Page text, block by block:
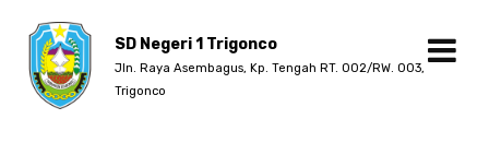
SD Negeri 1 Trigonco
Jln. Raya Asembagus, Kp. Tengah RT. 002/RW. 003,
Trigonco